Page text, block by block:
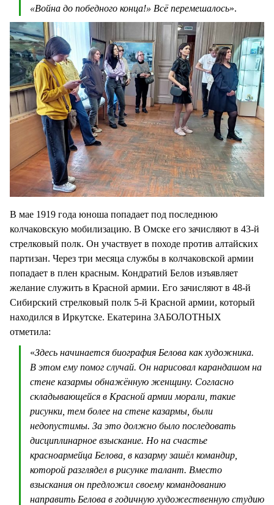
«Война до победного конца!» Всё перемешалось».
В мае 1919 года юноша попадает под последнюю
колчаковскую мобилизацию. В Омске его зачисляют в 43-й
стрелковый полк. Он участвует в походе против алтайских
партизан. Через три месяца службы в колчаковской армии
попадает в плен красным. Кондратий Белов изъявляет
желание служить в Красной армии. Его зачисляют в 48-й
Сибирский стрелковый полк 5-й Красной армии, который
находился в Иркутске. Екатерина ЗАБОЛОТНЫХ
отметила:
«Здесь начинается биография Белова как художника.
В этом ему помог случай. Он нарисовал карандашом на
стене казармы обнажённую женщину. Согласно
складывающейся в Красной армии морали, такие
рисунки, тем более на стене казармы, были
недопустимы. За это должно было последовать
дисциплинарное взыскание. Но на счастье
красноармейца Белова, в казарму зашёл командир,
которой разглядел в рисунке талант. Вместо
взыскания он предложил своему командованию
направить Белова в годичную художественную студию